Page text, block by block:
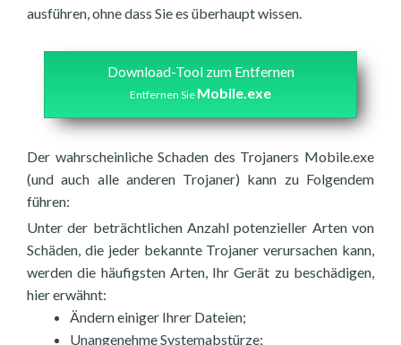
ausführen, ohne dass Sie es überhaupt wissen.
Download-Tool zum Entfernen
Entfernen Sie Mobile.exe
Der wahrscheinliche Schaden des Trojaners Mobile.exe
(und auch alle anderen Trojaner) kann zu Folgendem
führen:
Unter der beträchtlichen Anzahl potenzieller Arten von
Schäden, die jeder bekannte Trojaner verursachen kann,
werden die häufigsten Arten, Ihr Gerät zu beschädigen,
hier erwähnt:
Ändern einiger Ihrer Dateien;
Unangenehme Systemabstürze;